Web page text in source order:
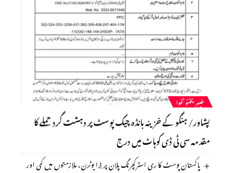
خیبرپختونخوا
پشاور/ ہنگو کے خزینہ بانڈہ چیک پوسٹ پر دہشت گرد حملے کا
مقدمہ سی ٹی ڈی کوہاٹ میں درج
پاکستان پوسٹ کا ری اسٹرکچرنگ پلان پر بڑا یوٹرن، ملازمتوں میں کمی اور